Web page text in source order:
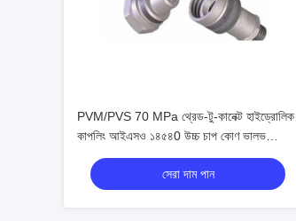
PVM/PVS 70 MPa থ্রেড-টু-কানেক্ট হাইড্রোলিক
কাপলিং আইএসও ১৪৫৪0 উচ্চ চাপ কোণ ভালভ
সংযোগকারী
সেরা দাম পান